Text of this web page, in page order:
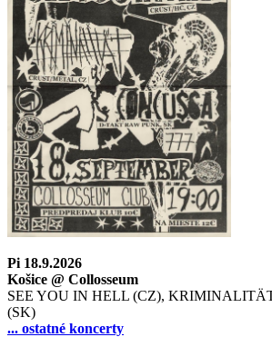
Pi 18.9.2026
Košice @ Collosseum
SEE YOU IN HELL (CZ),
(SK)
... ostatné koncerty